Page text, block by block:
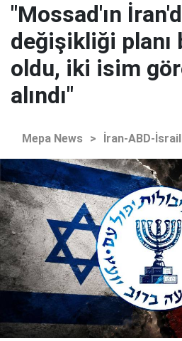
"Mossad'ın
değişikliği planı
oldu, iki isim
alındı"
Mepa News > İran-ABD-